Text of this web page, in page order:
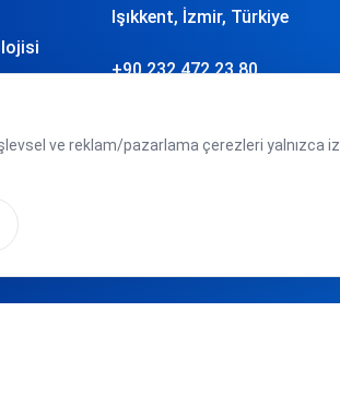
Işıkkent, İzmir, Türkiye
+90 232 472 23 80
ve reklam/pazarlama çerezleri yalnızca